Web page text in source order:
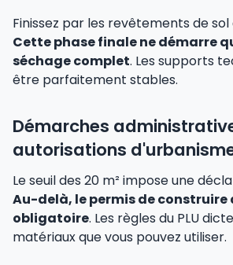
Finissez par les revêtements de
Cette phase finale ne démarre
séchage complet. Les supports
être parfaitement stables.
Démarches
autorisations
Le seuil des 20 m² impose une
Au-delà, le permis de construire
obligatoire. Les règles du PLU
matériaux que vous pouvez utiliser.